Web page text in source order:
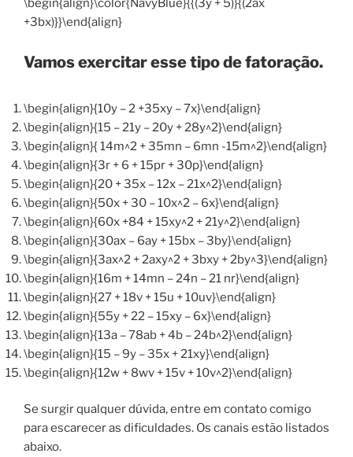
\begin{align}\color{NavyBlue}{{(3y + 5)}{(2ax
+3bx)}}\end{align}
Vamos exercitar esse tipo de fatoração.
\begin{align}{10y – 2 +35xy – 7x}\end{align}
\begin{align}{15 – 21y – 20y + 28y^2}\end{align}
\begin{align}{ 14m^2 + 35mn – 6mn -15m^2}\end{align}
\begin{align}{3r + 6 + 15pr + 30p}\end{align}
\begin{align}{20 + 35x – 12x – 21x^2}\end{align}
\begin{align}{50x + 30 – 10x^2 – 6x}\end{align}
\begin{align}{60x +84 + 15xy^2 + 21y^2}\end{align}
\begin{align}{30ax – 6ay + 15bx – 3by}\end{align}
\begin{align}{3ax^2 + 2axy^2 + 3bxy + 2by^3}\end{align}
\begin{align}{16m + 14mn – 24n – 21 nr}\end{align}
\begin{align}{27 + 18v + 15u + 10uv}\end{align}
\begin{align}{55y + 22 – 15xy – 6x}\end{align}
\begin{align}{13a – 78ab + 4b – 24b^2}\end{align}
\begin{align}{15 – 9y – 35x + 21xy}\end{align}
\begin{align}{12w + 8wv + 15v + 10v^2}\end{align}
Se surgir qualquer dúvida, entre em contato comigo
para escarecer as dificuldades. Os canais estão listados
abaixo.